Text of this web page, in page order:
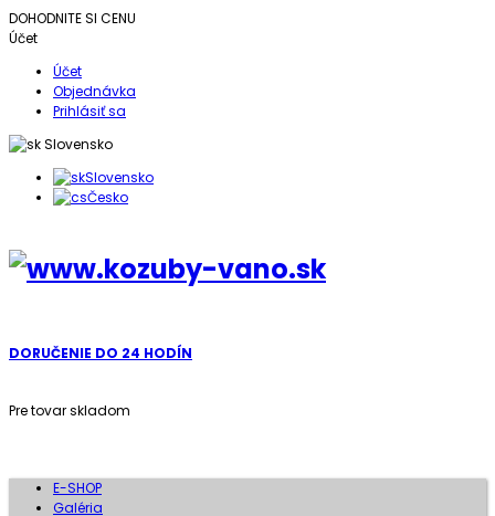
DOHODNITE SI CENU
Účet
Účet
Objednávka
Prihlásiť sa
Slovensko
Slovensko
Česko
DORUČENIE DO 24 HODÍN
Pre tovar skladom
E-SHOP
Galéria